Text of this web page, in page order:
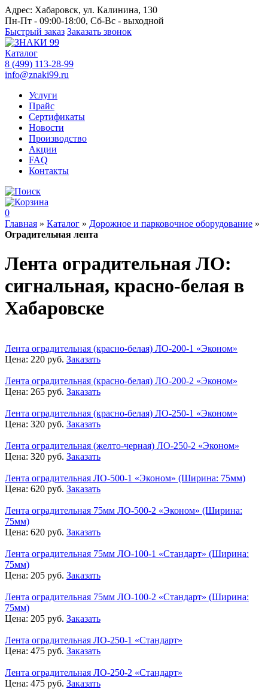
Адрес: Хабаровск, ул. Калинина, 130
Пн-Пт - 09:00-18:00, Сб-Вс - выходной
Быстрый заказ Заказать звонок
Каталог
8 (499) 113-28-99
info@znaki99.ru
Услуги
Прайс
Сертификаты
Новости
Производство
Акции
FAQ
Контакты
0
Главная » Каталог » Дорожное и парковочное оборудование »
Оградительная лента
Лента оградительная ЛО:
сигнальная, красно-белая в
Хабаровске
Лента оградительная (красно-белая) ЛО-200-1 «Эконом»
Цена: 220 руб. Заказать
Лента оградительная (красно-белая) ЛО-200-2 «Эконом»
Цена: 265 руб. Заказать
Лента оградительная (красно-белая) ЛО-250-1 «Эконом»
Цена: 320 руб. Заказать
Лента оградительная (желто-черная) ЛО-250-2 «Эконом»
Цена: 320 руб. Заказать
Лента оградительная ЛО-500-1 «Эконом» (Ширина: 75мм)
Цена: 620 руб. Заказать
Лента оградительная 75мм ЛО-500-2 «Эконом» (Ширина:
75мм)
Цена: 620 руб. Заказать
Лента оградительная 75мм ЛО-100-1 «Стандарт» (Ширина:
75мм)
Цена: 205 руб. Заказать
Лента оградительная 75мм ЛО-100-2 «Стандарт» (Ширина:
75мм)
Цена: 205 руб. Заказать
Лента оградительная ЛО-250-1 «Стандарт»
Цена: 475 руб. Заказать
Лента оградительная ЛО-250-2 «Стандарт»
Цена: 475 руб. Заказать